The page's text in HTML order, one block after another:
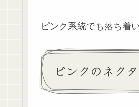
ピンク系統でも落ち着
ピンクのネク